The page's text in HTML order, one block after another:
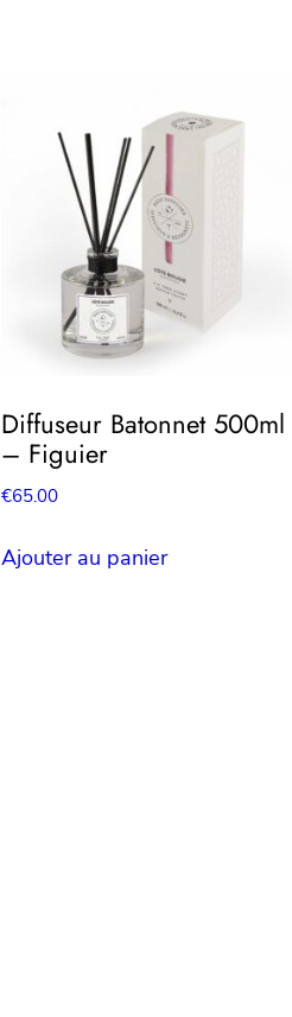
Diffuseur Batonnet 500ml
– Figuier
€65.00
Ajouter au panier